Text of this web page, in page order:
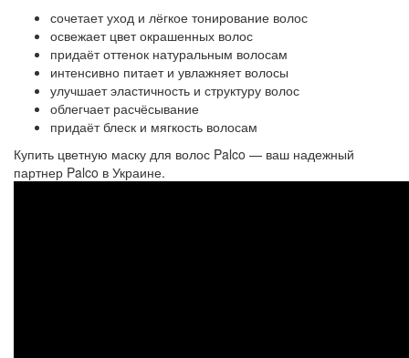
сочетает уход и лёгкое тонирование волос
освежает цвет окрашенных волос
придаёт оттенок натуральным волосам
интенсивно питает и увлажняет волосы
улучшает эластичность и структуру волос
облегчает расчёсывание
придаёт блеск и мягкость волосам
Купить цветную маску для волос Palco — ваш надежный
партнер Palco в Украине.